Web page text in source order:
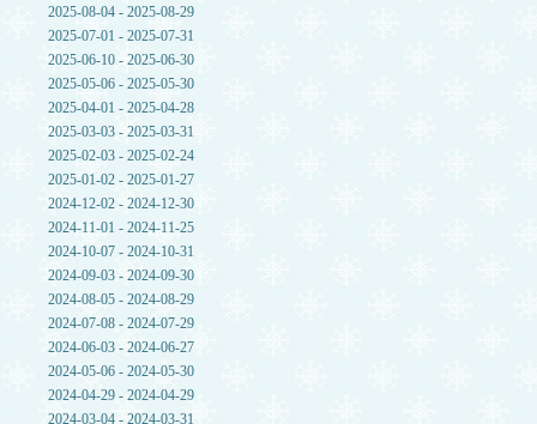
2025-08-04 - 2025-08-29
2025-07-01 - 2025-07-31
2025-06-10 - 2025-06-30
2025-05-06 - 2025-05-30
2025-04-01 - 2025-04-28
2025-03-03 - 2025-03-31
2025-02-03 - 2025-02-24
2025-01-02 - 2025-01-27
2024-12-02 - 2024-12-30
2024-11-01 - 2024-11-25
2024-10-07 - 2024-10-31
2024-09-03 - 2024-09-30
2024-08-05 - 2024-08-29
2024-07-08 - 2024-07-29
2024-06-03 - 2024-06-27
2024-05-06 - 2024-05-30
2024-04-29 - 2024-04-29
2024-03-04 - 2024-03-31